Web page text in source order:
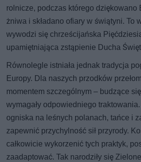
rolnicze, podczas którego dziękowano
żniwa i składano ofiary w świątyni. To
wywodzi się chrześcijańska
upamiętniająca zstąpienie Ducha
Równolegle istniała jednak tradycja
Europy. Dla naszych przodków
momentem szczególnym – budzące
wymagały odpowiedniego traktowania.
ogniska na leśnych polanach, tańce i
zapewnić przychylność sił przyrody.
całkowicie wykorzenić tych praktyk,
zaadaptować. Tak narodziły się